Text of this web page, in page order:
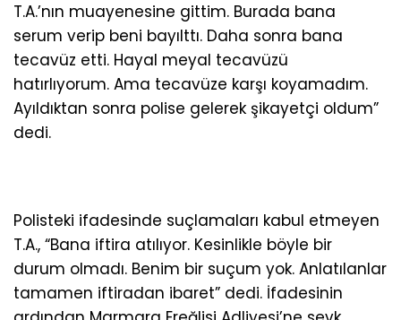
T.A.’nın muayenesine gittim. Burada bana
serum verip beni bayılttı. Daha sonra bana
tecavüz etti. Hayal meyal tecavüzü
hatırlıyorum. Ama tecavüze karşı koyamadım.
Ayıldıktan sonra polise gelerek şikayetçi oldum”
dedi.
Polisteki ifadesinde suçlamaları kabul etmeyen
T.A., “Bana iftira atılıyor. Kesinlikle böyle bir
durum olmadı. Benim bir suçum yok. Anlatılanlar
tamamen iftiradan ibaret” dedi. İfadesinin